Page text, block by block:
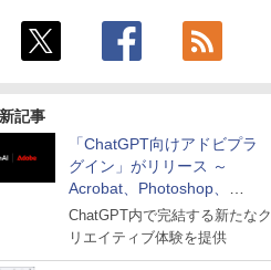
記事
「ChatGPT向けアドビプラ
グイン」がリリース ～
Acrobat、Photoshop、
Premiereなどの機能を1つの
プラグインに統合
ChatGPT内で完結する新たなク
リエイティブ体験を提供